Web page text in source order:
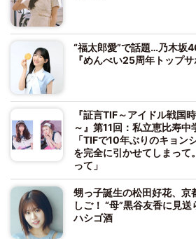
“福太郎愛”で話題…乃木坂
『めんべい25周年トップ
『証言TIF～アイドル戦国
～』第11回：私立恵比寿
「TIFで10年ぶりのキョン
を完全に引かせてしまって
って」
甥っ子誕生の松田好花、京
しご！ “母”黒谷友香に見
ハシゴ酒